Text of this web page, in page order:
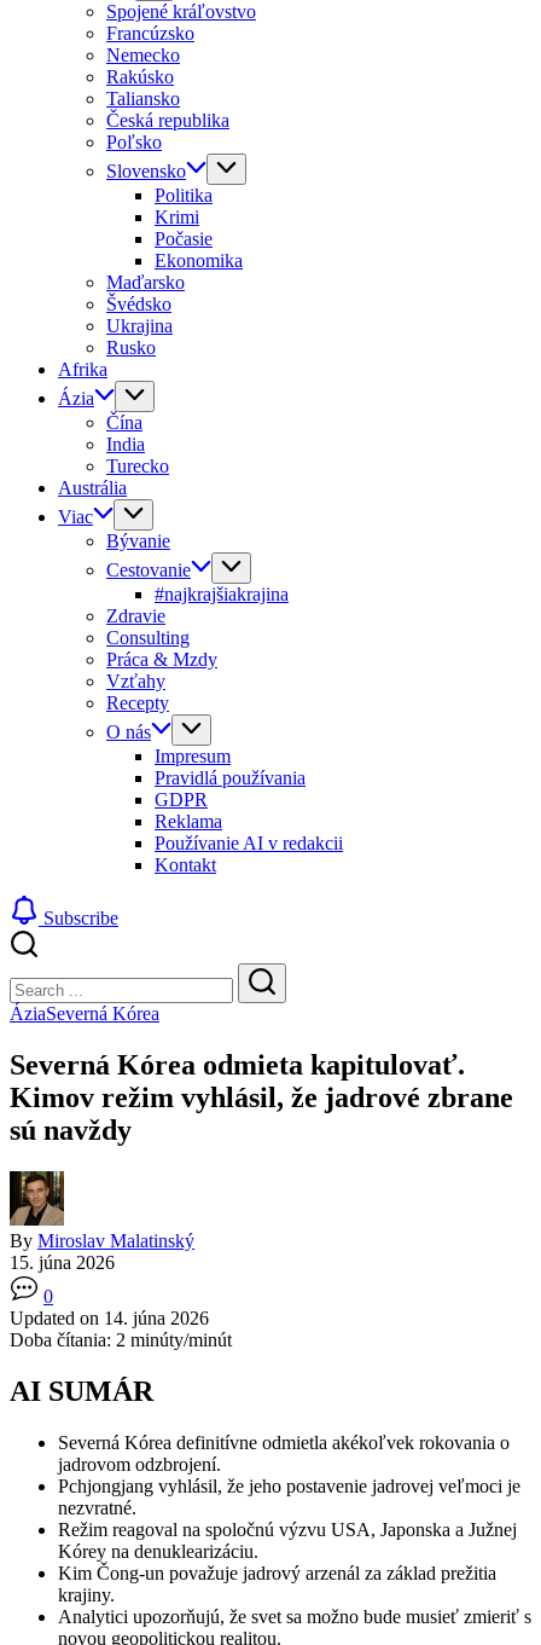
Spojené kráľovstvo
Francúzsko
Nemecko
Rakúsko
Taliansko
Česká republika
Poľsko
Slovensko
Politika
Krimi
Počasie
Ekonomika
Maďarsko
Švédsko
Ukrajina
Rusko
Afrika
Ázia
Čína
India
Turecko
Austrália
Viac
Bývanie
Cestovanie
#najkrajšiakrajina
Zdravie
Consulting
Práca & Mzdy
Vzťahy
Recepty
O nás
Impresum
Pravidlá používania
GDPR
Reklama
Používanie AI v redakcii
Kontakt
Subscribe
Search
Search
ÁziaSeverná Kórea
Severná Kórea odmieta kapitulovať.
Kimov režim vyhlásil, že jadrové zbrane
sú navždy
By Miroslav Malatinský
15. júna 2026
0
Updated on 14. júna 2026
Doba čítania: 2 minúty/minút
AI SUMÁR
Severná Kórea definitívne odmietla akékoľvek rokovania o
jadrovom odzbrojení.
Pchjongjang vyhlásil, že jeho postavenie jadrovej veľmoci je
nezvratné.
Režim reagoval na spoločnú výzvu USA, Japonska a Južnej
Kórey na denuklearizáciu.
Kim Čong-un považuje jadrový arzenál za základ prežitia
krajiny.
Analytici upozorňujú, že svet sa možno bude musieť zmieriť s
novou geopolitickou realitou.